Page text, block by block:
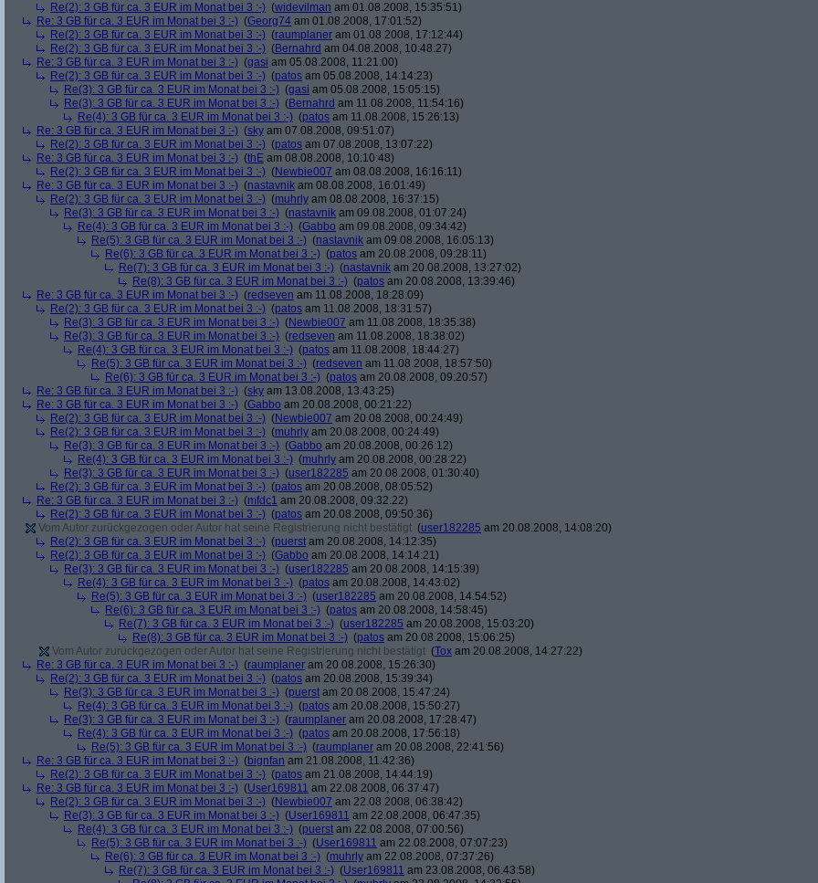
Re(2): 3 GB für ca. 3 EUR im Monat bei 3 :-) (widevilman am 01.08.2008, 15:35:51)
Re: 3 GB für ca. 3 EUR im Monat bei 3 :-) (Georg74 am 01.08.2008, 17:01:52)
Re(2): 3 GB für ca. 3 EUR im Monat bei 3 :-) (raumplaner am 01.08.2008, 17:12:44)
Re(2): 3 GB für ca. 3 EUR im Monat bei 3 :-) (Bernahrd am 04.08.2008, 10:48:27)
Re: 3 GB für ca. 3 EUR im Monat bei 3 :-) (gasi am 05.08.2008, 11:21:00)
Re(2): 3 GB für ca. 3 EUR im Monat bei 3 :-) (patos am 05.08.2008, 14:14:23)
Re(3): 3 GB für ca. 3 EUR im Monat bei 3 :-) (gasi am 05.08.2008, 15:05:15)
Re(3): 3 GB für ca. 3 EUR im Monat bei 3 :-) (Bernahrd am 11.08.2008, 11:54:16)
Re(4): 3 GB für ca. 3 EUR im Monat bei 3 :-) (patos am 11.08.2008, 15:26:13)
Re: 3 GB für ca. 3 EUR im Monat bei 3 :-) (sky am 07.08.2008, 09:51:07)
Re(2): 3 GB für ca. 3 EUR im Monat bei 3 :-) (patos am 07.08.2008, 13:07:22)
Re: 3 GB für ca. 3 EUR im Monat bei 3 :-) (thE am 08.08.2008, 10:10:48)
Re(2): 3 GB für ca. 3 EUR im Monat bei 3 :-) (Newbie007 am 08.08.2008, 16:16:11)
Re: 3 GB für ca. 3 EUR im Monat bei 3 :-) (nastavnik am 08.08.2008, 16:01:49)
Re(2): 3 GB für ca. 3 EUR im Monat bei 3 :-) (muhrly am 08.08.2008, 16:37:15)
Re(3): 3 GB für ca. 3 EUR im Monat bei 3 :-) (nastavnik am 09.08.2008, 01:07:24)
Re(4): 3 GB für ca. 3 EUR im Monat bei 3 :-) (Gabbo am 09.08.2008, 09:34:42)
Re(5): 3 GB für ca. 3 EUR im Monat bei 3 :-) (nastavnik am 09.08.2008, 16:05:13)
Re(6): 3 GB für ca. 3 EUR im Monat bei 3 :-) (patos am 20.08.2008, 09:28:11)
Re(7): 3 GB für ca. 3 EUR im Monat bei 3 :-) (nastavnik am 20.08.2008, 13:27:02)
Re(8): 3 GB für ca. 3 EUR im Monat bei 3 :-) (patos am 20.08.2008, 13:39:46)
Re: 3 GB für ca. 3 EUR im Monat bei 3 :-) (redseven am 11.08.2008, 18:28:09)
Re(2): 3 GB für ca. 3 EUR im Monat bei 3 :-) (patos am 11.08.2008, 18:31:57)
Re(3): 3 GB für ca. 3 EUR im Monat bei 3 :-) (Newbie007 am 11.08.2008, 18:35:38)
Re(3): 3 GB für ca. 3 EUR im Monat bei 3 :-) (redseven am 11.08.2008, 18:38:02)
Re(4): 3 GB für ca. 3 EUR im Monat bei 3 :-) (patos am 11.08.2008, 18:44:27)
Re(5): 3 GB für ca. 3 EUR im Monat bei 3 :-) (redseven am 11.08.2008, 18:57:50)
Re(6): 3 GB für ca. 3 EUR im Monat bei 3 :-) (patos am 20.08.2008, 09:20:57)
Re: 3 GB für ca. 3 EUR im Monat bei 3 :-) (sky am 13.08.2008, 13:43:25)
Re: 3 GB für ca. 3 EUR im Monat bei 3 :-) (Gabbo am 20.08.2008, 00:21:22)
Re(2): 3 GB für ca. 3 EUR im Monat bei 3 :-) (Newbie007 am 20.08.2008, 00:24:49)
Re(2): 3 GB für ca. 3 EUR im Monat bei 3 :-) (muhrly am 20.08.2008, 00:24:49)
Re(3): 3 GB für ca. 3 EUR im Monat bei 3 :-) (Gabbo am 20.08.2008, 00:26:12)
Re(4): 3 GB für ca. 3 EUR im Monat bei 3 :-) (muhrly am 20.08.2008, 00:28:22)
Re(3): 3 GB für ca. 3 EUR im Monat bei 3 :-) (user182285 am 20.08.2008, 01:30:40)
Re(2): 3 GB für ca. 3 EUR im Monat bei 3 :-) (patos am 20.08.2008, 08:05:52)
Re: 3 GB für ca. 3 EUR im Monat bei 3 :-) (mfdc1 am 20.08.2008, 09:32:22)
Re(2): 3 GB für ca. 3 EUR im Monat bei 3 :-) (patos am 20.08.2008, 09:50:36)
Vom Autor zurückgezogen oder Autor hat seine Registrierung nicht bestätigt (user182285 am 20.08.2008, 14:08:20)
Re(2): 3 GB für ca. 3 EUR im Monat bei 3 :-) (puerst am 20.08.2008, 14:12:35)
Re(2): 3 GB für ca. 3 EUR im Monat bei 3 :-) (Gabbo am 20.08.2008, 14:14:21)
Re(3): 3 GB für ca. 3 EUR im Monat bei 3 :-) (user182285 am 20.08.2008, 14:15:39)
Re(4): 3 GB für ca. 3 EUR im Monat bei 3 :-) (patos am 20.08.2008, 14:43:02)
Re(5): 3 GB für ca. 3 EUR im Monat bei 3 :-) (user182285 am 20.08.2008, 14:54:52)
Re(6): 3 GB für ca. 3 EUR im Monat bei 3 :-) (patos am 20.08.2008, 14:58:45)
Re(7): 3 GB für ca. 3 EUR im Monat bei 3 :-) (user182285 am 20.08.2008, 15:03:20)
Re(8): 3 GB für ca. 3 EUR im Monat bei 3 :-) (patos am 20.08.2008, 15:06:25)
Vom Autor zurückgezogen oder Autor hat seine Registrierung nicht bestätigt (Tox am 20.08.2008, 14:27:22)
Re: 3 GB für ca. 3 EUR im Monat bei 3 :-) (raumplaner am 20.08.2008, 15:26:30)
Re(2): 3 GB für ca. 3 EUR im Monat bei 3 :-) (patos am 20.08.2008, 15:39:34)
Re(3): 3 GB für ca. 3 EUR im Monat bei 3 :-) (puerst am 20.08.2008, 15:47:24)
Re(4): 3 GB für ca. 3 EUR im Monat bei 3 :-) (patos am 20.08.2008, 15:50:27)
Re(3): 3 GB für ca. 3 EUR im Monat bei 3 :-) (raumplaner am 20.08.2008, 17:28:47)
Re(4): 3 GB für ca. 3 EUR im Monat bei 3 :-) (patos am 20.08.2008, 17:56:18)
Re(5): 3 GB für ca. 3 EUR im Monat bei 3 :-) (raumplaner am 20.08.2008, 22:41:56)
Re: 3 GB für ca. 3 EUR im Monat bei 3 :-) (bignfan am 21.08.2008, 11:42:36)
Re(2): 3 GB für ca. 3 EUR im Monat bei 3 :-) (patos am 21.08.2008, 14:44:19)
Re: 3 GB für ca. 3 EUR im Monat bei 3 :-) (User169811 am 22.08.2008, 06:37:47)
Re(2): 3 GB für ca. 3 EUR im Monat bei 3 :-) (Newbie007 am 22.08.2008, 06:38:42)
Re(3): 3 GB für ca. 3 EUR im Monat bei 3 :-) (User169811 am 22.08.2008, 06:47:35)
Re(4): 3 GB für ca. 3 EUR im Monat bei 3 :-) (puerst am 22.08.2008, 07:00:56)
Re(5): 3 GB für ca. 3 EUR im Monat bei 3 :-) (User169811 am 22.08.2008, 07:07:23)
Re(6): 3 GB für ca. 3 EUR im Monat bei 3 :-) (muhrly am 22.08.2008, 07:37:26)
Re(7): 3 GB für ca. 3 EUR im Monat bei 3 :-) (User169811 am 23.08.2008, 06:43:58)